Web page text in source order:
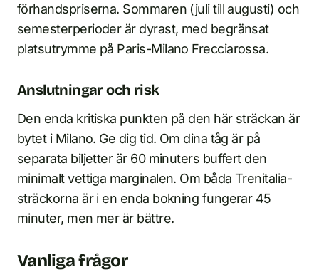
förhandspriserna. Sommaren (juli till augusti) och
semesterperioder är dyrast, med begränsat
platsutrymme på Paris-Milano Frecciarossa.
Anslutningar och risk
Den enda kritiska punkten på den här sträckan är
bytet i Milano. Ge dig tid. Om dina tåg är på
separata biljetter är 60 minuters buffert den
minimalt vettiga marginalen. Om båda Trenitalia-
sträckorna är i en enda bokning fungerar 45
minuter, men mer är bättre.
Vanliga frågor